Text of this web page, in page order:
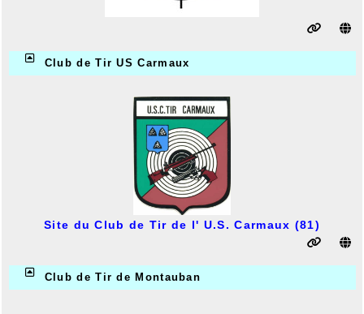
Club de Tir US Carmaux
Site du Club de Tir de l' U.S. Carmaux (81)
Club de Tir de Montauban